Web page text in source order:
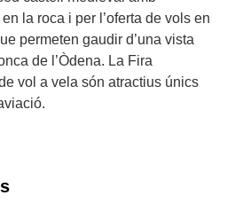
la roca i per l’oferta de vols en
permeten gaudir d’una vista
de l’Òdena. La Fira
vol a vela són atractius únics